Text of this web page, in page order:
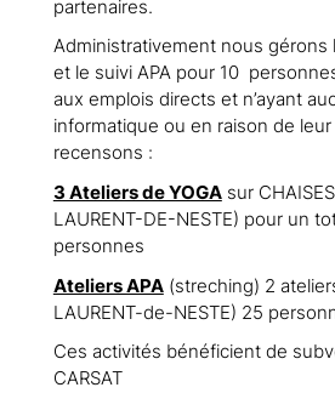
partenaires.
Administrativement nous gérons
et le suivi APA pour 10
aux emplois directs et n’ayant
informatique ou en raison de
recensons :
3 Ateliers de YOGAsur
LAURENT-DE-NESTE) pour un
personnes
Ateliers APA(streching) 2
LAURENT-de-NESTE) 25
Ces activités bénéficient de
CARSAT